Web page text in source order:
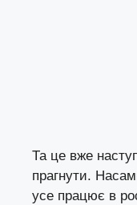
Та це вже
прагнути.
усе працює в